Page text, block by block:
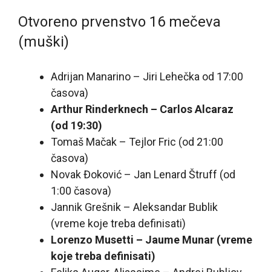
Otvoreno prvenstvo 16 mečeva
(muški)
Adrijan Manarino – Jiri Lehečka od 17:00
časova)
Arthur Rinderknech – Carlos Alcaraz
(od 19:30)
Tomaš Mačak – Tejlor Fric (od 21:00
časova)
Novak Đoković – Jan Lenard Štruff (od
1:00 časova)
Jannik Grešnik – Aleksandar Bublik
(vreme koje treba definisati)
Lorenzo Musetti – Jaume Munar (vreme
koje treba definisati)